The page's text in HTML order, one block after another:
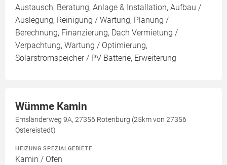
Austausch, Beratung, Anlage & Installation, Aufbau /
Auslegung, Reinigung / Wartung, Planung /
Berechnung, Finanzierung, Dach Vermietung /
Verpachtung, Wartung / Optimierung,
Solarstromspeicher / PV Batterie, Erweiterung
Wümme Kamin
Emsländerweg 9A, 27356 Rotenburg (25km von 27356
Ostereistedt)
HEIZUNG SPEZIALGEBIETE
Kamin / Ofen